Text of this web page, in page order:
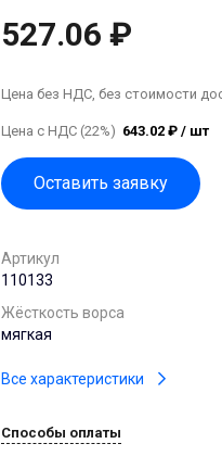
527.06 ₽
Цена без НДС, без стоимости
Цена с НДС (22%) 643.02 ₽ / шт
Оставить заявку
Артикул
110133
Жёсткость ворса
мягкая
Все характеристики
Способы оплаты